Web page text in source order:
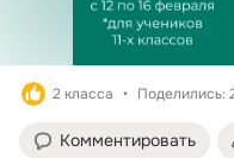
2 класса Поделились:
Комментировать